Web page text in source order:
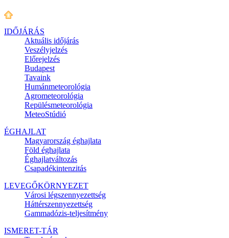
IDŐJÁRÁS
Aktuális időjárás
Veszélyjelzés
Előrejelzés
Budapest
Tavaink
Humánmeteorológia
Agrometeorológia
Repülésmeteorológia
MeteoStúdió
ÉGHAJLAT
Magyarország éghajlata
Föld éghajlata
Éghajlatváltozás
Csapadékintenzitás
LEVEGŐKÖRNYEZET
Városi légszennyezettség
Háttérszennyezettség
Gammadózis-teljesítmény
ISMERET-TÁR